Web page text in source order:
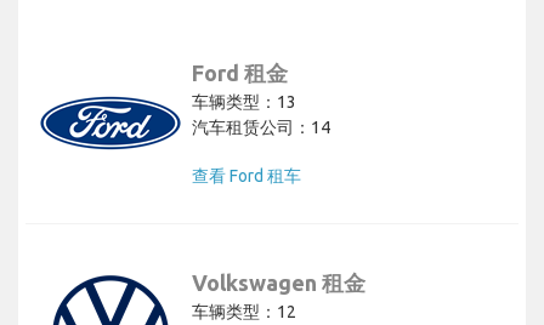
Ford 租金
车辆类型：13
汽车租赁公司：14
查看 Ford 租车
Volkswagen 租金
车辆类型：12